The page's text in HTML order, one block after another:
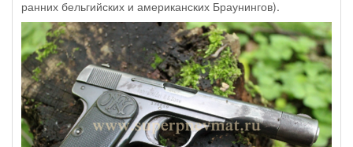
ранних бельгийских и американских Браунингов).